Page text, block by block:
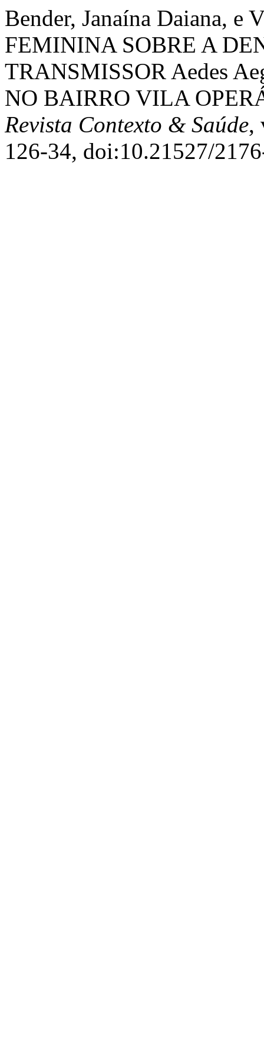
Bender, Janaína Daiana, e
FEMININA SOBRE A
TRANSMISSOR Aedes
NO BAIRRO VILA
Revista Contexto & Saúde,
126-34, doi:10.21527/